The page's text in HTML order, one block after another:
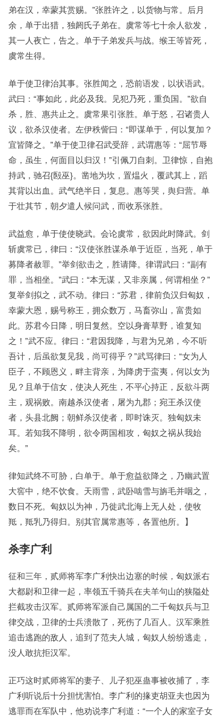
弟在汉，幸蒙其赏赐。”张胜许之，以货物与常。后月
余，单于出猎，独阏氏子弟在。虞常等七十余人欲发，
其一人夜亡，告之。单于子弟发兵与战。缑王等皆死，
虞常生得。
单于使卫律治其事。张胜闻之，恐前语发，以状语武。
武曰：“事如此，此必及我。见犯乃死，重负国。”欲自
杀，胜、惠共止之。虞常果引张胜。单于怒，召诸贵人
议，欲杀汉使者。左伊秩訾曰：“即谋单于，何以复加？
宜皆降之。”单于使卫律召武受辞，武谓惠等：“屈节辱
命，虽生，何面目以归汉！”引佩刀自刺。卫律惊，自抱
持武，驰召{殹巫}。凿地为坎，置煴火，覆武其上，蹈
其背以出血。武气绝半日，复息。惠等哭，舆归营。单
于壮其节，朝夕遣人候问武，而收系张胜。
武益愈，单于使使晓武。会论虞常，欲因此时降武。剑
斩虞常已，律曰：“汉使张胜谋杀单于近臣，当死，单于
募降者赦罪。”举剑欲击之，胜请降。律谓武曰：“副有
罪，当相坐。”武曰：“本无谋，又非亲属，何谓相坐？”
复举剑拟之，武不动。律曰：“苏君，律前负汉归匈奴，
幸蒙大恩，赐号称王，拥众数万，马畜弥山，富贵如
此。苏君今日降，明日复然。空以身膏草野，谁复知
之！”武不应。律曰：“君因我降，与君为兄弟，今不听
吾计，后虽欲复见我，尚可得乎？”武骂律曰：“女为人
臣子，不顾恩义，畔主背亲，为降虏于蛮夷，何以女为
见？且单于信女，使决人死生，不平心持正，反欲斗两
主，观祸败。南越杀汉使者，屠为九郡；宛王杀汉使
者，头县北阙；朝鲜杀汉使者，即时诛灭。独匈奴未
耳。若知我不降明，欲令两国相攻，匈奴之祸从我始
矣。”
律知武终不可胁，白单于。单于愈益欲降之，乃幽武置
大窖中，绝不饮食。天雨雪，武卧啮雪与旃毛并咽之，
数日不死。匈奴以为神，乃徙武北海上无人处，使牧
羝，羝乳乃得归。别其官属常惠等，各置他所。】
杀李广利
征和三年，贰师将军李广利快出边塞的时候，匈奴派右
大都尉和卫律一起，率领五千骑兵在夫羊句山的狭隘处
拦截攻击汉军。贰师将军派自己属国的二千匈奴兵与卫
律交战，卫律的士兵溃散了，死伤了几百人。汉军乘胜
追击逃跑的敌人，追到了范夫人城，匈奴人纷纷逃走，
没人敢抗拒汉军。
正巧这时贰师将军的妻子、儿子犯巫蛊事被收捕了，李
广利听说后十分担忧害怕。李广利的掾吏胡亚夫也因为
逃罪而在军队中，他劝说李广利道：“一个人的家室子女